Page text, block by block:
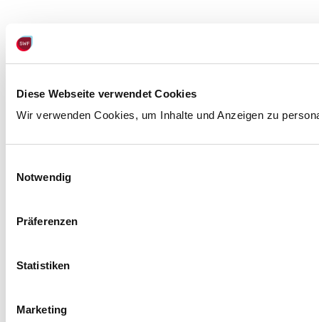
Diese Webseite verwendet Cookies
Wir verwenden Cookies, um Inhalte und Anzeigen zu
Notwendig
Präferenzen
Statistiken
Marketing